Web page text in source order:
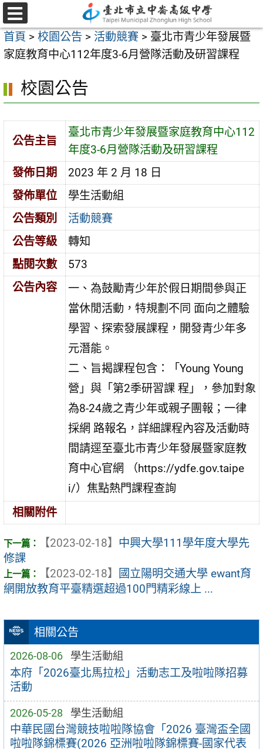
跳
至
主
要
容
選
單
首頁 > 校園公告 > 活動競賽 > 臺北市青少年發展暨
家庭教育中心112年度3-6月營隊活動及研習課程
相關公告
2026-08-06 學生活動組
本府「2026臺北馬拉松」活動志工及啦啦隊招募
活動
2026-05-28 學生活動組
中華民國台灣競技啦啦隊協會「2026 臺灣盃全國
啦啦隊錦標賽(2026 亞洲啦啦隊錦標賽-國家代表
校園公告
公告主旨
臺北市青少年發展暨家庭教育中心112
年度3-6月營隊活動及研習課程
發佈日期
2023 年 2 月 18 日
發佈單位
學生活動組
公告類別
活動競賽
公告等級
轉知
點閱次數
573
公告內容
一、為鼓勵青少年於假日期間參與正
當休閒活動，特規劃不同 面向之體驗
學習、探索發展課程，開發青少年多
元潛能。
二、旨揭課程包含：「Young Young
營」與「第2季研習課 程」，參加對象
為8-24歲之青少年或親子團報；一律
採網 路報名，詳細課程內容及活動時
間請逕至臺北市青少年發展暨家庭教
育中心官網 （https://ydfe.gov.taipe
i/）焦點熱門課程查詢
相關附件
【2023-02-18】 中興大學111學年度大學先
修課
【2023-02-18】
國立陽明交通大學 ewant育
網開放教育平臺精選超過100門精彩線上 ...